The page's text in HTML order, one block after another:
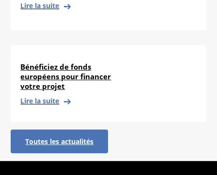
Lire la suite
Bénéficiez de fonds
européens pour financer
votre projet
Lire la suite
Toutes les actualités